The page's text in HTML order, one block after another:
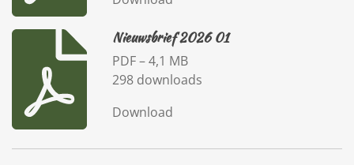
Nieuwsbrief 2026 01
PDF – 4,1 MB
298 downloads
Download